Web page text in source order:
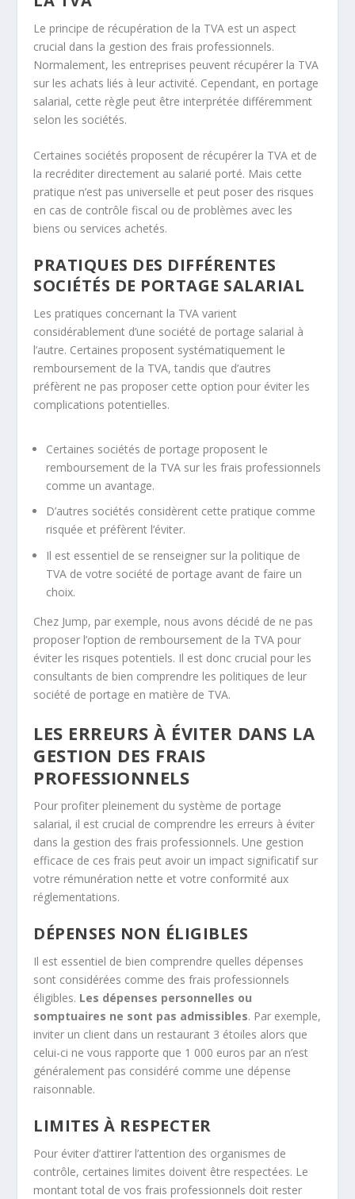
Le principe de récupération de la TVA est un aspect
crucial dans la gestion des frais professionnels.
Normalement, les entreprises peuvent récupérer la TVA
sur les achats liés à leur activité. Cependant, en portage
salarial, cette règle peut être interprétée différemment
selon les sociétés.
Certaines sociétés proposent de récupérer la TVA et de
la recréditer directement au salarié porté. Mais cette
pratique n’est pas universelle et peut poser des risques
en cas de contrôle fiscal ou de problèmes avec les
biens ou services achetés.
PRATIQUES DES DIFFÉRENTES
SOCIÉTÉS DE PORTAGE SALARIAL
Les pratiques concernant la TVA varient
considérablement d’une société de portage salarial à
l’autre. Certaines proposent systématiquement le
remboursement de la TVA, tandis que d’autres
préfèrent ne pas proposer cette option pour éviter les
complications potentielles.
Certaines sociétés de portage proposent le
remboursement de la TVA sur les frais professionnels
comme un avantage.
D’autres sociétés considèrent cette pratique comme
risquée et préfèrent l’éviter.
Il est essentiel de se renseigner sur la politique de
TVA de votre société de portage avant de faire un
choix.
Chez Jump, par exemple, nous avons décidé de ne pas
proposer l’option de remboursement de la TVA pour
éviter les risques potentiels. Il est donc crucial pour les
consultants de bien comprendre les politiques de leur
société de portage en matière de TVA.
LES ERREURS À ÉVITER DANS LA
GESTION DES FRAIS
PROFESSIONNELS
Pour profiter pleinement du système de portage
salarial, il est crucial de comprendre les erreurs à éviter
dans la gestion des frais professionnels. Une gestion
efficace de ces frais peut avoir un impact significatif sur
votre rémunération nette et votre conformité aux
réglementations.
DÉPENSES NON ÉLIGIBLES
Il est essentiel de bien comprendre quelles dépenses
sont considérées comme des frais professionnels
éligibles. Les dépenses personnelles ou
somptuaires ne sont pas admissibles. Par exemple,
inviter un client dans un restaurant 3 étoiles alors que
celui-ci ne vous rapporte que 1 000 euros par an n’est
généralement pas considéré comme une dépense
raisonnable.
LIMITES À RESPECTER
Pour éviter d’attirer l’attention des organismes de
contrôle, certaines limites doivent être respectées. Le
montant total de vos frais professionnels doit rester